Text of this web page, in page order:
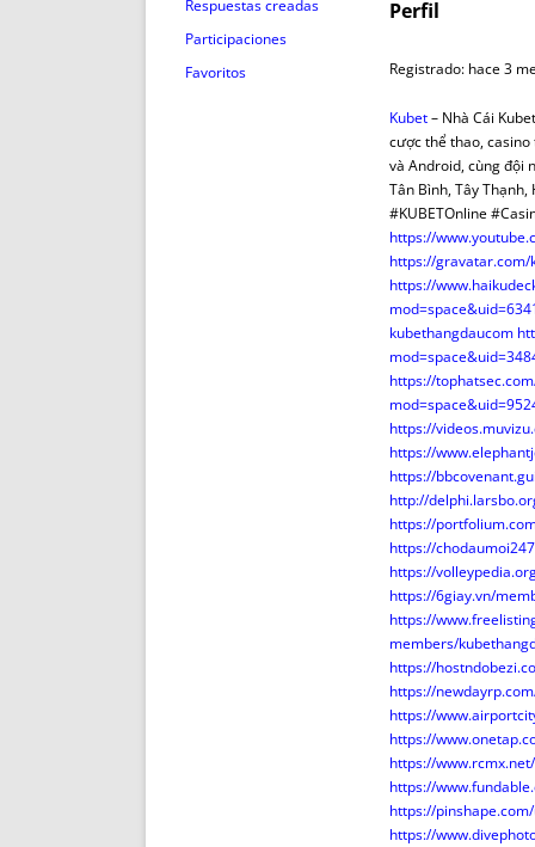
A MANO
SUCESIONES
LH Y
Respuestas creadas
Participaciones
Favoritos
Perfil
Registrado: hace 3
Kubet– Nhà Cái
cược thể thao,
và Android, cùng đội
Tân Bình, Tây
#KUBETOnline
https://
https://
https://
kubethangdaucom
https://
https://
https://
https://
http://
https://
https://
https://
https://6giay.vn/
https://
members/
https://
https://
https://
https://
https://
https://
https://
https://